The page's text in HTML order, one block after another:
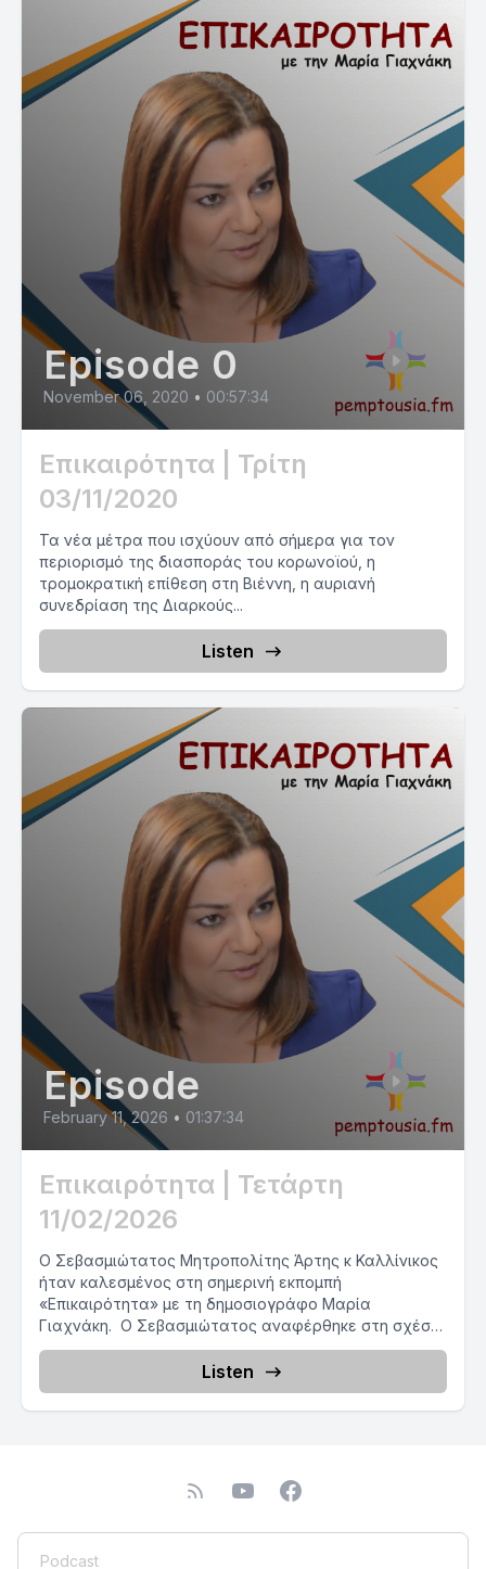
Episode 0
November 06, 2020 • 00:57:34
Επικαιρότητα | Τρίτη
03/11/2020
Τα νέα μέτρα που ισχύουν από σήμερα για τον
περιορισμό της διασποράς του κορωνοϊού, η
τρομοκρατική επίθεση στη Βιέννη, η αυριανή
συνεδρίαση της Διαρκούς...
Listen
Episode
February 11, 2026 • 01:37:34
Επικαιρότητα | Τετάρτη
11/02/2026
Ο Σεβασμιώτατος Μητροπολίτης Άρτης κ Καλλίνικος
ήταν καλεσμένος στη σημερινή εκπομπή
«Επικαιρότητα» με τη δημοσιογράφο Μαρία
Γιαχνάκη. Ο Σεβασμιώτατος αναφέρθηκε στη σχέση
των νέων...
Listen
Podcast